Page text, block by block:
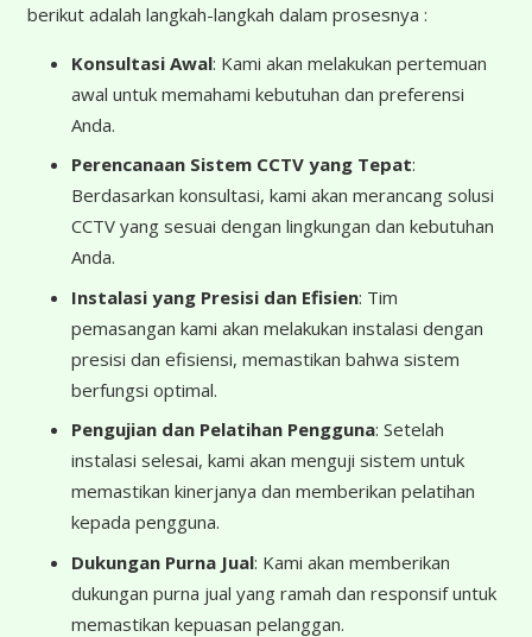
berikut adalah langkah-langkah dalam prosesnya :
Konsultasi Awal: Kami akan melakukan pertemuan
awal untuk memahami kebutuhan dan preferensi
Anda.
Perencanaan Sistem CCTV yang Tepat:
Berdasarkan konsultasi, kami akan merancang solusi
CCTV yang sesuai dengan lingkungan dan kebutuhan
Anda.
Instalasi yang Presisi dan Efisien: Tim
pemasangan kami akan melakukan instalasi dengan
presisi dan efisiensi, memastikan bahwa sistem
berfungsi optimal.
Pengujian dan Pelatihan Pengguna: Setelah
instalasi selesai, kami akan menguji sistem untuk
memastikan kinerjanya dan memberikan pelatihan
kepada pengguna.
Dukungan Purna Jual: Kami akan memberikan
dukungan purna jual yang ramah dan responsif untuk
memastikan kepuasan pelanggan.